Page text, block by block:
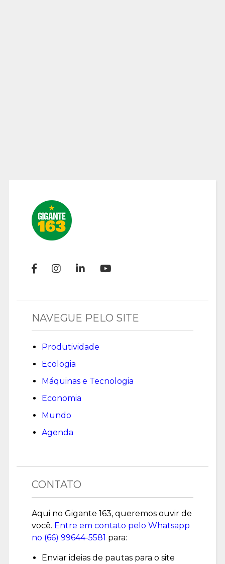
NAVEGUE PELO SITE
Produtividade
Ecologia
Máquinas e Tecnologia
Economia
Mundo
Agenda
CONTATO
Aqui no Gigante 163, queremos ouvir de
você. Entre em contato pelo Whatsapp
no (66) 99644-5581 para:
Enviar ideias de pautas para o site